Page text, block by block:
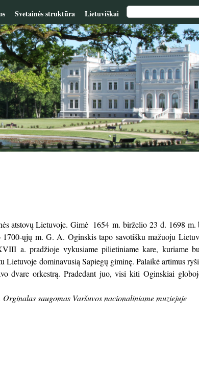
Svetainės struktūra Lietuviškai
atstovų Lietuvoje. Gimė 1654 m. birželio 23 d. 1698 m.
ųjų m. G. A. Oginskis tapo savotišku mažuoju
a. pradžioje vykusiame pilietiniame kare, kuriame
dominavusią Sapiegų giminę. Palaikė artimus
dvare orkestrą. Pradedant juo, visi kiti Oginskiai
saugomas Varšuvos nacionaliniame muziejuje